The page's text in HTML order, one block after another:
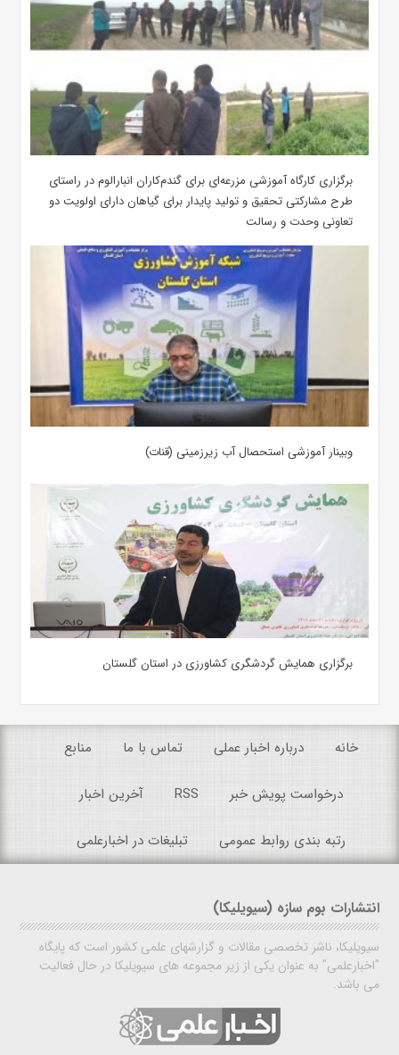
برگزاری کارگاه آموزشی مزرعه‌ای برای گندم‌کاران انبارالوم در راستای
طرح مشارکتی تحقیق و تولید پایدار برای گیاهان دارای اولویت دو
تعاونی وحدت و رسالت
وبینار آموزشی استحصال آب زیرزمینی (قنات)
برگزاری همایش گردشگری کشاورزی در استان گلستان
خانه درباره اخبار عملی تماس با ما منابع
درخواست پویش خبر RSS آخرین اخبار
رتبه بندی روابط عمومی تبلیغات در اخبارعلمی
انتشارات بوم سازه (سیویلیکا)
سیویلیکا، ناشر تخصصی مقالات و گزارشهای علمی کشور است که پایگاه
"اخبارعلمی" به عنوان یکی از زیر مجموعه های سیویلیکا در حال فعالیت
می باشد.